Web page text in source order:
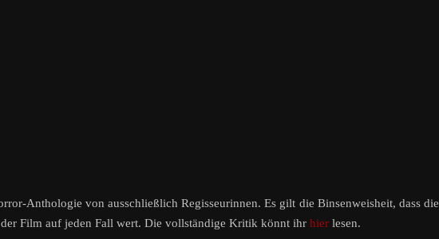
Anthologie von ausschließlich Regisseurinnen. Es gilt die Binsenweisheit, dass die
Film auf jeden Fall wert. Die vollständige Kritik könnt ihr hier lesen.